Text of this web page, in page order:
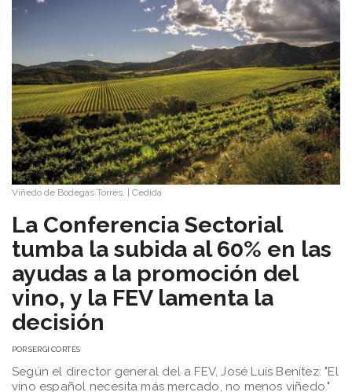
Viñedo de Bodegas Torres. | Cedida
La Conferencia Sectorial
tumba la subida al 60% en las
ayudas a la promoción del
vino, y la FEV lamenta la
decisión
PORSERGI CORTÉS
Según el director general del a FEV, José Luís Benítez: "El
vino español necesita más mercado, no menos viñedo."